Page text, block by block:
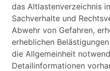
das Altlastenverzeichnis
Sachverhalte und
Abwehr von Gefahren,
erheblichen
die Allgemeinheit
Detailinformationen